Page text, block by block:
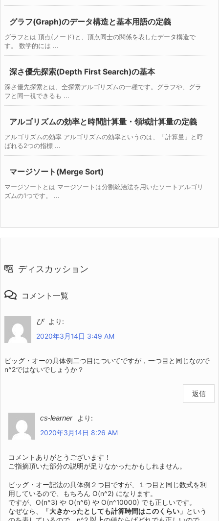
グラフ(Graph)のデータ構造と基本用語の定義
グラフとは 頂点(ノード)と、頂点同士の関係を表したデータ構造で
す。 数学的には ...
深さ優先探索(Depth First Search)の基本
深さ優先探索とは、全探索アルゴリズムの一種です。グラフや、グラ
フと同一視できるも ...
アルゴリズムの効率と時間計算量・領域計算量の定義
アルゴリズムの効率 アルゴリズムの効率というのは、「計算量」と呼
ばれる2つの指標 ...
マージソート(Merge Sort)
マージソートとは マージソートは分割統治法を用いたソートアルゴリ
ズムの1つです。 ...
ディスカッション
コメント一覧
ぴ
より:
2020年3月14日 3:49 AM
ビッグ・オーの具体例二つ目についてですが，一つ目と同じなので
n^2ではないでしょうか？
返信
cs-learner
より:
2020年3月14日 8:26 AM
コメントありがとうございます！
ご指摘頂いた部分の説明が足りなかったかもしれません。
ビッグ・オー記法の具体例２つ目ですが、１つ目と同じ数式を利
用しているので、もちろん O(n^2) になります。
ですが、O(n^3) や O(n^6) や O(n^10000) でも正しいです。
なぜなら、
「大きかったとしても計算時間はこのくらい」 という